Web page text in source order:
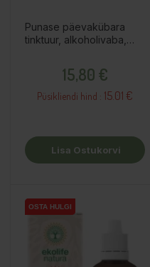
Punase päevakübara
tinktuur, alkoholivaba,
15,80 €
Püsikliendi hind : 15.01 €
Lisa Ostukorvi
OSTA HULGI
OSTA HULGI